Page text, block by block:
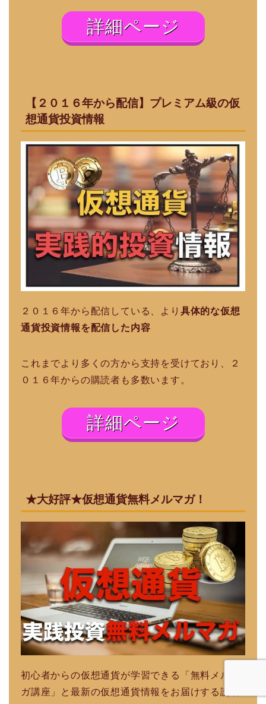
詳細ページ
【２０１６年から配信】プレミアム級の仮
想通貨投資情報
２０１６年から配信している、より 具体的な仮想
通貨投資情報を配信した内容
これまでより多くの方から支持を受けており、２
０１６年からの購読者も多数います。
詳細ページ
★大好評★仮想通貨無料メルマガ！
初心者からの仮想通貨が学習できる「無料メルマ
ガ講座」と最新の仮想通貨情報をお届けする読者